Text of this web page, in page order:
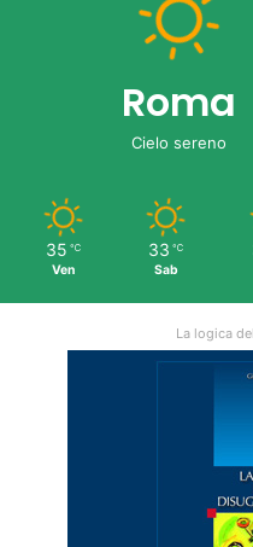
Roma
Cielo sereno
35 ℃
Ven
33 ℃
Sab
La logica